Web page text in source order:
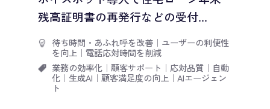
残高証明書の再発行などの受付...
待ち時間・あふれ呼を改善｜ ユーザーの利便性
を向上 ｜ 電話応対時間を削減
業務の効率化｜ 顧客サポート ｜ 応対品質｜ 自動
化｜ 生成AI ｜ 顧客満足度の向上｜ AIエージェン
ト